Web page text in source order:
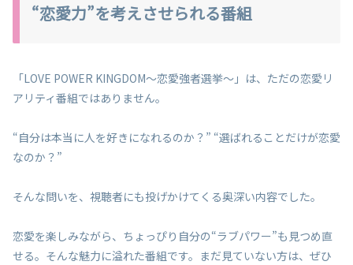
“恋愛力”を考えさせられる番組
「LOVE POWER KINGDOM〜恋愛強者選挙〜」は、ただの恋愛リ
アリティ番組ではありません。
“自分は本当に人を好きになれるのか？” “選ばれることだけが恋愛
なのか？”
そんな問いを、視聴者にも投げかけてくる奥深い内容でした。
恋愛を楽しみながら、ちょっぴり自分の“ラブパワー”も見つめ直
せる。そんな魅力に溢れた番組です。まだ見ていない方は、ぜひ